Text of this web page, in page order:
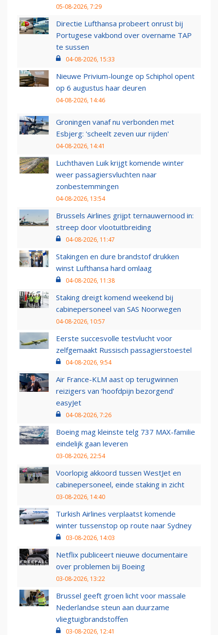
05-08-2026, 7:29
Directie Lufthansa probeert onrust bij
Portugese vakbond over overname TAP
te sussen
04-08-2026, 15:33
Nieuwe Privium-lounge op Schiphol opent
op 6 augustus haar deuren
04-08-2026, 14:46
Groningen vanaf nu verbonden met
Esbjerg: 'scheelt zeven uur rijden'
04-08-2026, 14:41
Luchthaven Luik krijgt komende winter
weer passagiersvluchten naar
zonbestemmingen
04-08-2026, 13:54
Brussels Airlines grijpt ternauwernood in:
streep door vlootuitbreiding
04-08-2026, 11:47
Stakingen en dure brandstof drukken
winst Lufthansa hard omlaag
04-08-2026, 11:38
Staking dreigt komend weekend bij
cabinepersoneel van SAS Noorwegen
04-08-2026, 10:57
Eerste succesvolle testvlucht voor
zelfgemaakt Russisch passagierstoestel
04-08-2026, 9:54
Air France-KLM aast op terugwinnen
reizigers van ‘hoofdpijn bezorgend’
easyJet
04-08-2026, 7:26
Boeing mag kleinste telg 737 MAX-familie
eindelijk gaan leveren
03-08-2026, 22:54
Voorlopig akkoord tussen WestJet en
cabinepersoneel, einde staking in zicht
03-08-2026, 14:40
Turkish Airlines verplaatst komende
winter tussenstop op route naar Sydney
03-08-2026, 14:03
Netflix publiceert nieuwe documentaire
over problemen bij Boeing
03-08-2026, 13:22
Brussel geeft groen licht voor massale
Nederlandse steun aan duurzame
vliegtuigbrandstoffen
03-08-2026, 12:41